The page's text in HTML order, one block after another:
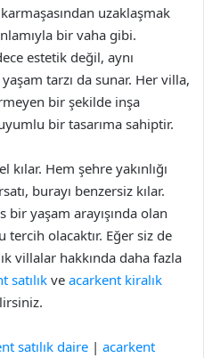
uzaklaşmak
bir vaha gibi.
estetik değil, aynı
tarzı da sunar. Her villa,
bir şekilde inşa
bir tasarıma sahiptir.
kılar. Hem şehre yakınlığı
burayı benzersiz kılar.
yaşam arayışında olan
olacaktır. Eğer siz de
villalar hakkında daha fazla
satılık ve acarkent kiralık
satılık daire | acarkent